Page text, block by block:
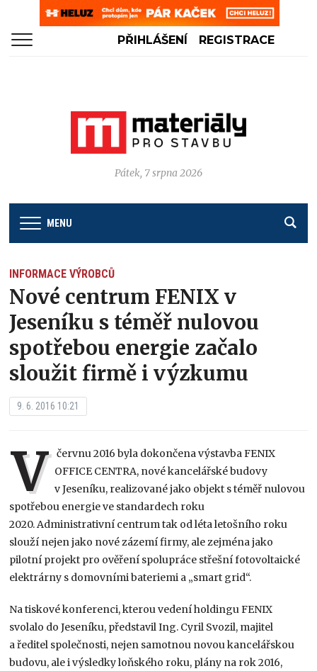
PŘIHLÁŠENÍ REGISTRACE
Pátek, 7 srpna 2026
MENU
INFORMACE VÝROBCŮ
Nové centrum FENIX v
Jeseníku s téměř nulovou
spotřebou energie začalo
sloužit firmě i výzkumu
9. 6. 2016 10:21
V
červnu 2016 byla dokončena výstavba FENIX
OFFICE CENTRA, nové kancelářské budovy
v Jeseníku, realizované jako objekt s téměř nulovou
spotřebou energie ve standardech roku
2020. Administrativní centrum tak od léta letošního roku
slouží nejen jako nové zázemí firmy, ale zejména jako
pilotní projekt pro ověření spolupráce střešní fotovoltaické
elektrárny s domovními bateriemi a „smart grid“.
Na tiskové konferenci, kterou vedení holdingu FENIX
svolalo do Jeseníku, představil Ing. Cyril Svozil, majitel
a ředitel společnosti, nejen samotnou novou kancelářskou
budovu, ale i výsledky loňského roku, plány na rok 2016,